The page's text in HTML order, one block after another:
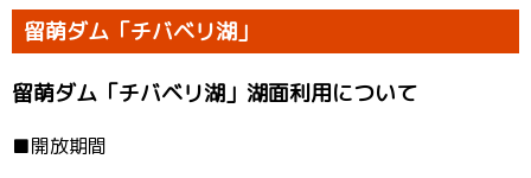
留萌ダム「チバベリ湖」
留萌ダム「チバベリ湖」湖面利用について
■開放期間